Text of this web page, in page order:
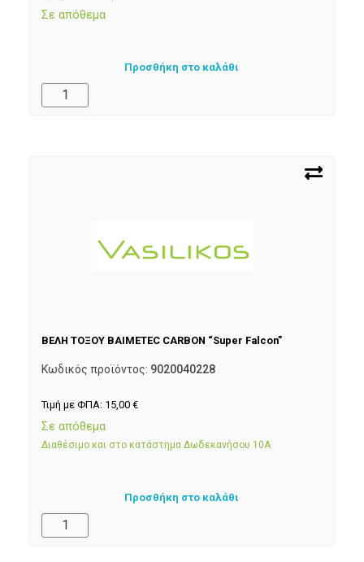
Σε απόθεμα
Προσθήκη στο καλάθι
ΒΕΛΗ ΤΟΞΟΥ BAIMETEC CARBON “Super Falcon”
Κωδικός προϊόντος: 9020040228
Τιμή με ΦΠΑ: 15,00 €
Σε απόθεμα
Διαθέσιμο και στο κατάστημα Δωδεκανήσου 10Α
Προσθήκη στο καλάθι